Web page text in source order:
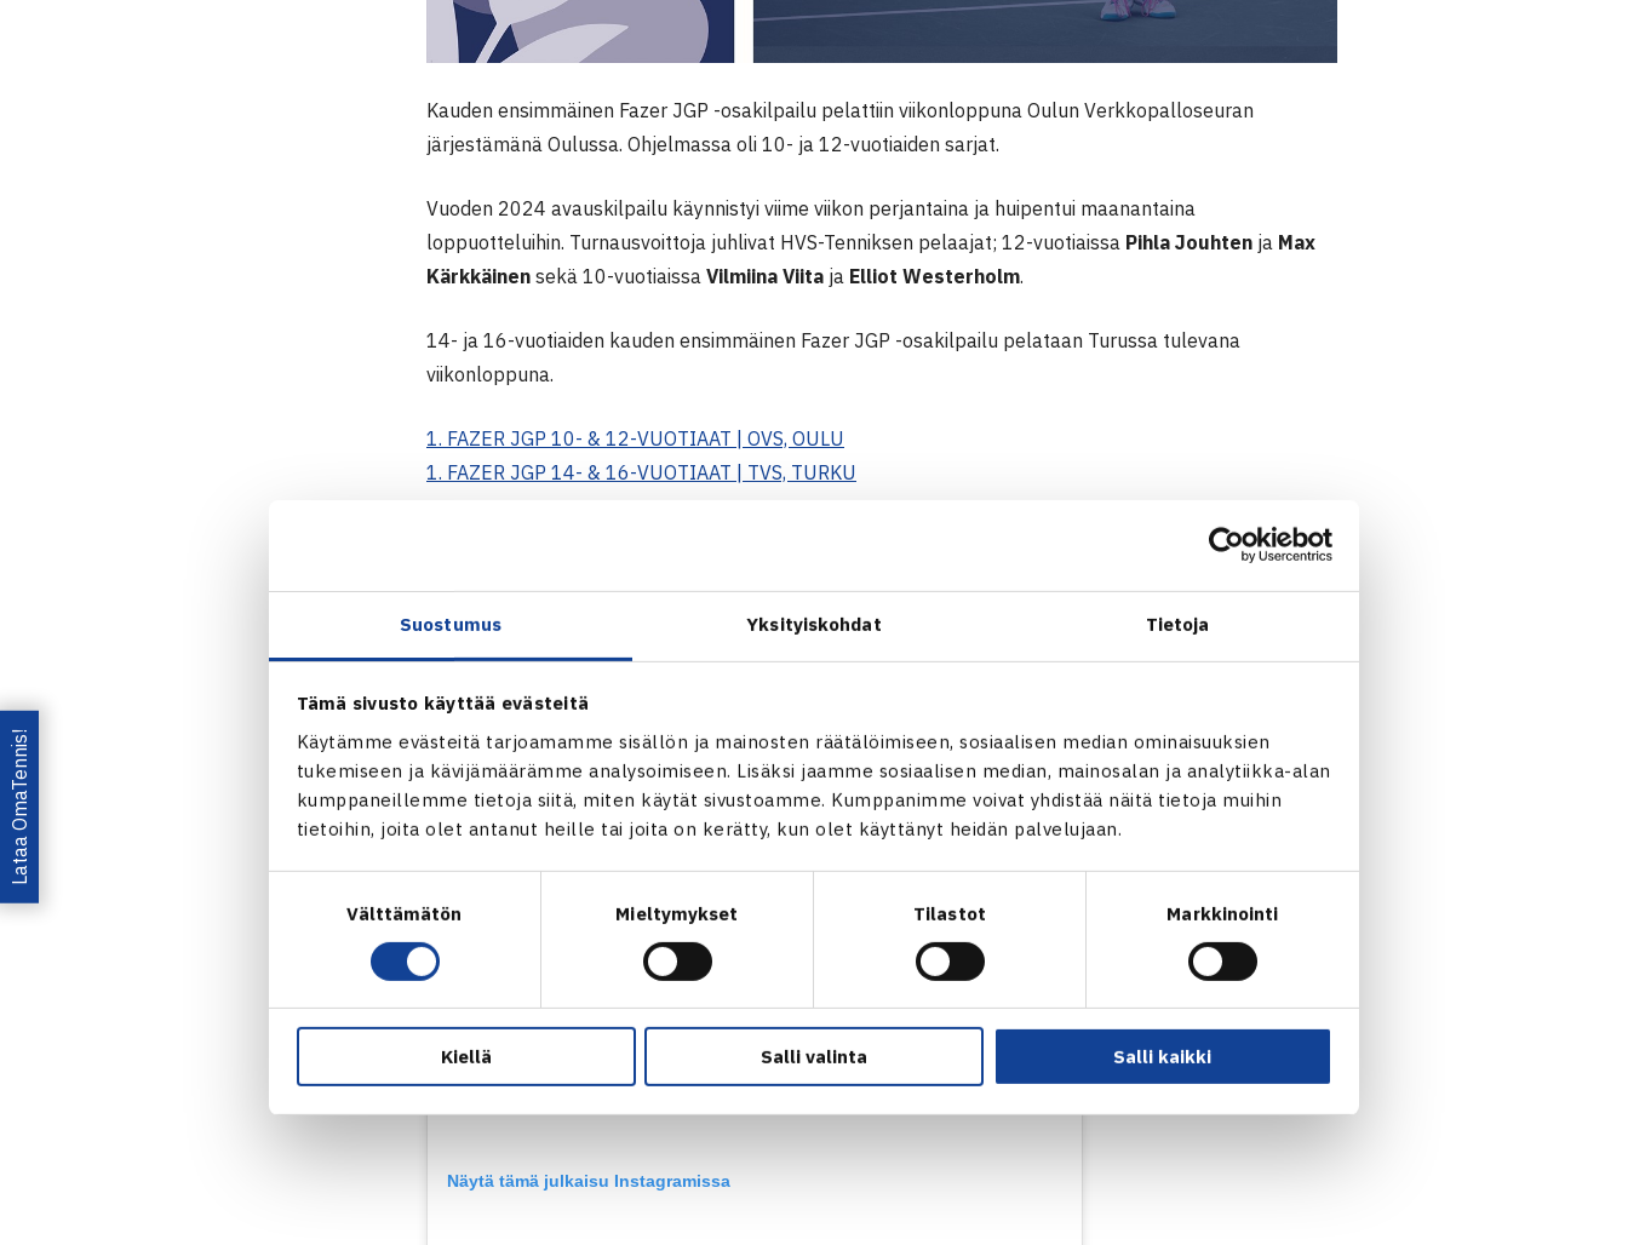
Suostumus Yksityiskohdat Tietoja
Tämä sivusto käyttää evästeitä
Käytämme evästeitä tarjoamamme sisällön ja mainosten räätälöimiseen, sosiaalisen median ominaisuuksien
tukemiseen ja kävijämäärämme analysoimiseen. Lisäksi jaamme sosiaalisen median, mainosalan ja analytiikka-alan
kumppaneillemme tietoja siitä, miten käytät sivustoamme. Kumppanimme voivat yhdistää näitä tietoja muihin
tietoihin, joita olet antanut heille tai joita on kerätty, kun olet käyttänyt heidän palvelujaan.
Välttämätön Mieltymykset Tilastot Markkinointi
Kiellä Salli valinta Salli kaikki
Kauden ensimmäinen Fazer JGP -osakilpailu pelattiin viikonloppuna Oulun Verkkopalloseuran
järjestämänä Oulussa. Ohjelmassa oli 10- ja 12-vuotiaiden sarjat.
Vuoden 2024 avauskilpailu käynnistyi viime viikon perjantaina ja huipentui maanantaina
loppuotteluihin. Turnausvoittoja juhlivat HVS-Tenniksen pelaajat; 12-vuotiaissa Pihla Jouhten ja Max
Kärkkäinen sekä 10-vuotiaissa Vilmiina Viita ja Elliot Westerholm.
14- ja 16-vuotiaiden kauden ensimmäinen Fazer JGP -osakilpailu pelataan Turussa tulevana
viikonloppuna.
1. FAZER JGP 10- & 12-VUOTIAAT | OVS, OULU
1. FAZER JGP 14- & 16-VUOTIAAT | TVS, TURKU
T12: Pihla Jouhten, HVS – Ella Österlund, TaTS 6-1, 6-1
P12: Max Kärkkäinen, HVS – Magnus Hellman, HVS 6-1, 6-1
T10: Vilmiina Viita, HVS – Linnea Etola, HVS 6-3, 6-3
P10: Elliot Westerholm, HVS – Vincent Mehtälä, HVS 6-2, 7-5
Näytä tämä julkaisu Instagramissa
Lataa OmaTennis!